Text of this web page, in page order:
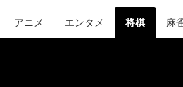
アニメ エンタメ 将棋 麻